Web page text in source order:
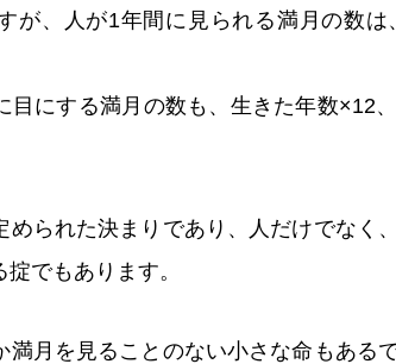
が、人が1年間に見られる満月の数
目にする満月の数も、生きた年数×12
められた決まりであり、人だけでなく
でもあります。
月を見ることのない小さな命もある